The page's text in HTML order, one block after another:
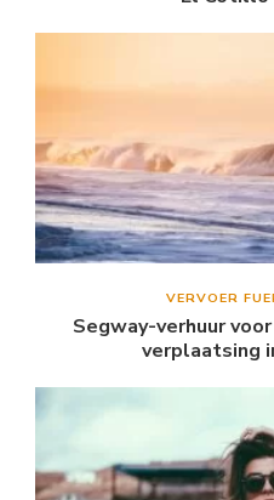
VERVOER
Segway-verhuur
verplaatsing